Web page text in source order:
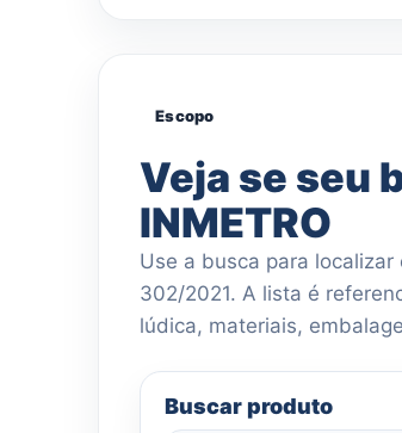
Escopo
Veja se seu
INMETRO
Use a busca para
302/2021. A lista é
lúdica, materiais,
Buscar produto